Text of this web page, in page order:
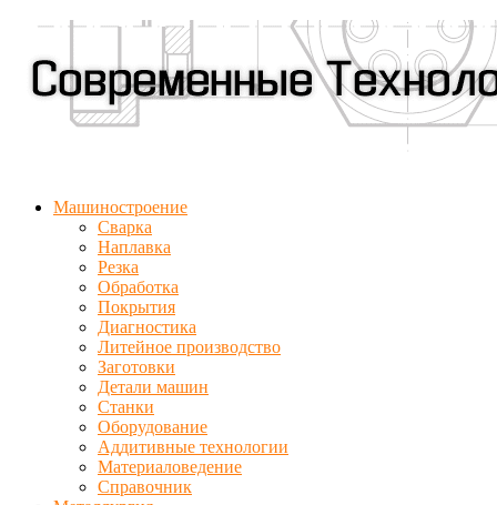
Машиностроение
Сварка
Наплавка
Резка
Обработка
Покрытия
Диагностика
Литейное производство
Заготовки
Детали машин
Станки
Оборудование
Аддитивные технологии
Материаловедение
Справочник